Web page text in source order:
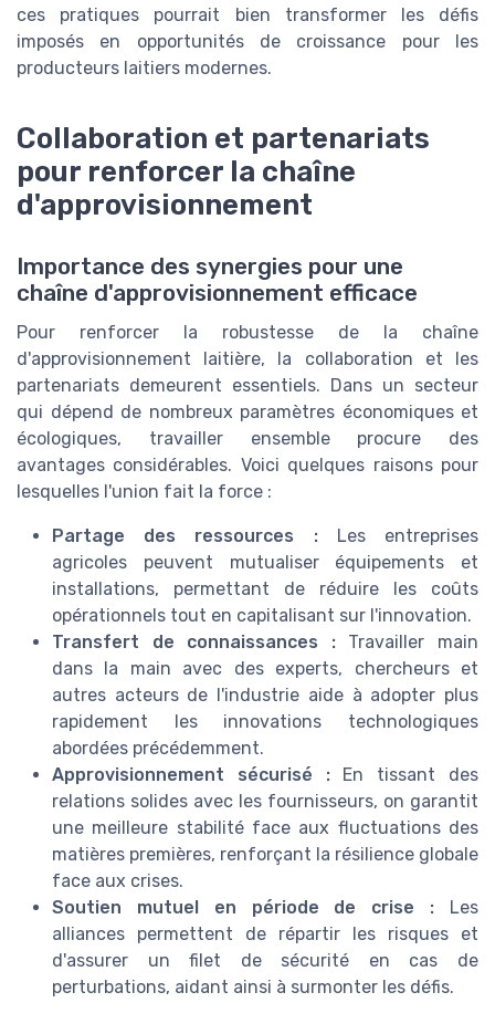
ces pratiques pourrait bien transformer les défis
imposés en opportunités de croissance pour les
producteurs laitiers modernes.
Collaboration et partenariats
pour renforcer la chaîne
d'approvisionnement
Importance des synergies pour une
chaîne d'approvisionnement efficace
Pour renforcer la robustesse de la chaîne
d'approvisionnement laitière, la collaboration et les
partenariats demeurent essentiels. Dans un secteur
qui dépend de nombreux paramètres économiques et
écologiques, travailler ensemble procure des
avantages considérables. Voici quelques raisons pour
lesquelles l'union fait la force :
Partage des ressources :Les entreprises
agricoles peuvent mutualiser équipements et
installations, permettant de réduire les coûts
opérationnels tout en capitalisant sur l'innovation.
Transfert de connaissances :Travailler main
dans la main avec des experts, chercheurs et
autres acteurs de l'industrie aide à adopter plus
rapidement les innovations technologiques
abordées précédemment.
Approvisionnement sécurisé :En tissant des
relations solides avec les fournisseurs, on garantit
une meilleure stabilité face aux fluctuations des
matières premières, renforçant la résilience globale
face aux crises.
Soutien mutuel en période de crise : Les
alliances permettent de répartir les risques et
d'assurer un filet de sécurité en cas de
perturbations, aidant ainsi à surmonter les défis.